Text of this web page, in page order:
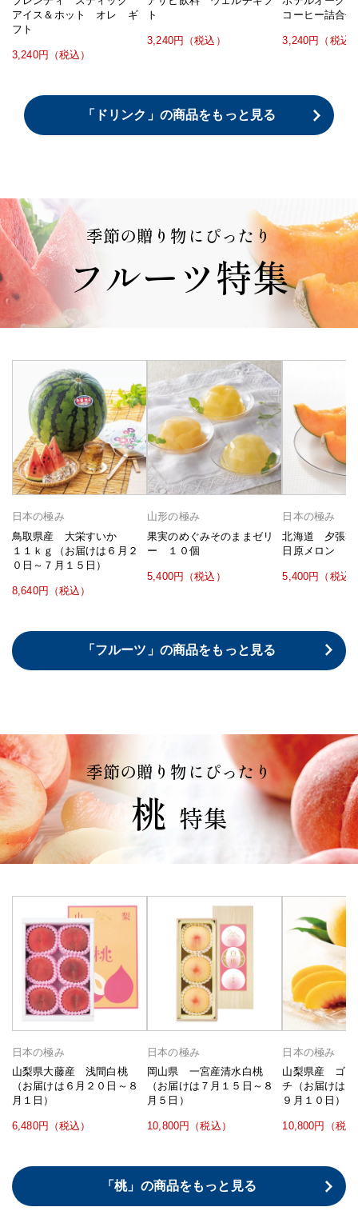
アイス＆ホット オレ ギ
フト
3,240円（税込）
ト
3,240円（税込）
コーヒー詰合せ
3,240円（税込
「ドリンク」の商品をもっと見る
季節の贈り物にぴったり
フルーツ特集
日本の極み
鳥取県産 大栄すいか
１１ｋｇ（お届けは６月２
０日～７月１５日）
8,640円（税込）
山形の極み
果実のめぐみそのままゼリ
ー １０個
5,400円（税込）
日本の極み
北海道 夕張
日原メロン
5,400円（税込
「フルーツ」の商品をもっと見る
季節の贈り物にぴったり
桃 特集
日本の極み
山梨県大藤産 浅間白桃
（お届けは６月２０日～８
月１日）
6,480円（税込）
日本の極み
岡山県 一宮産清水白桃
（お届けは７月１５日～８
月５日）
10,800円（税込）
日本の極み
山梨県産 ゴー
チ（お届けは
９月１０日）
10,800円（税
「桃」の商品をもっと見る